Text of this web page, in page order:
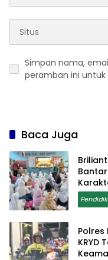
Simpan nama,
peramban ini
Baca Juga
KRYD